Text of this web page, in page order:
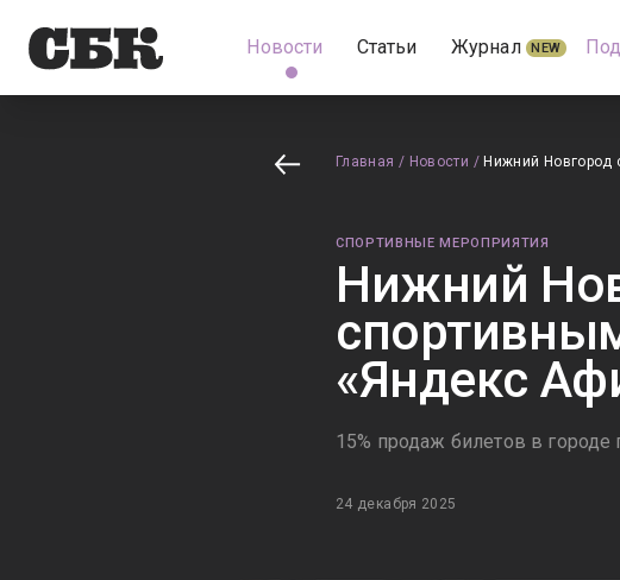
Новости Статьи Журнал NEW
Главная / Новости / Нижний Новгород
СПОРТИВНЫЕ МЕРОПРИЯТИЯ
Нижний
«Яндекс
15% продаж билетов в городе
24 декабря 2025